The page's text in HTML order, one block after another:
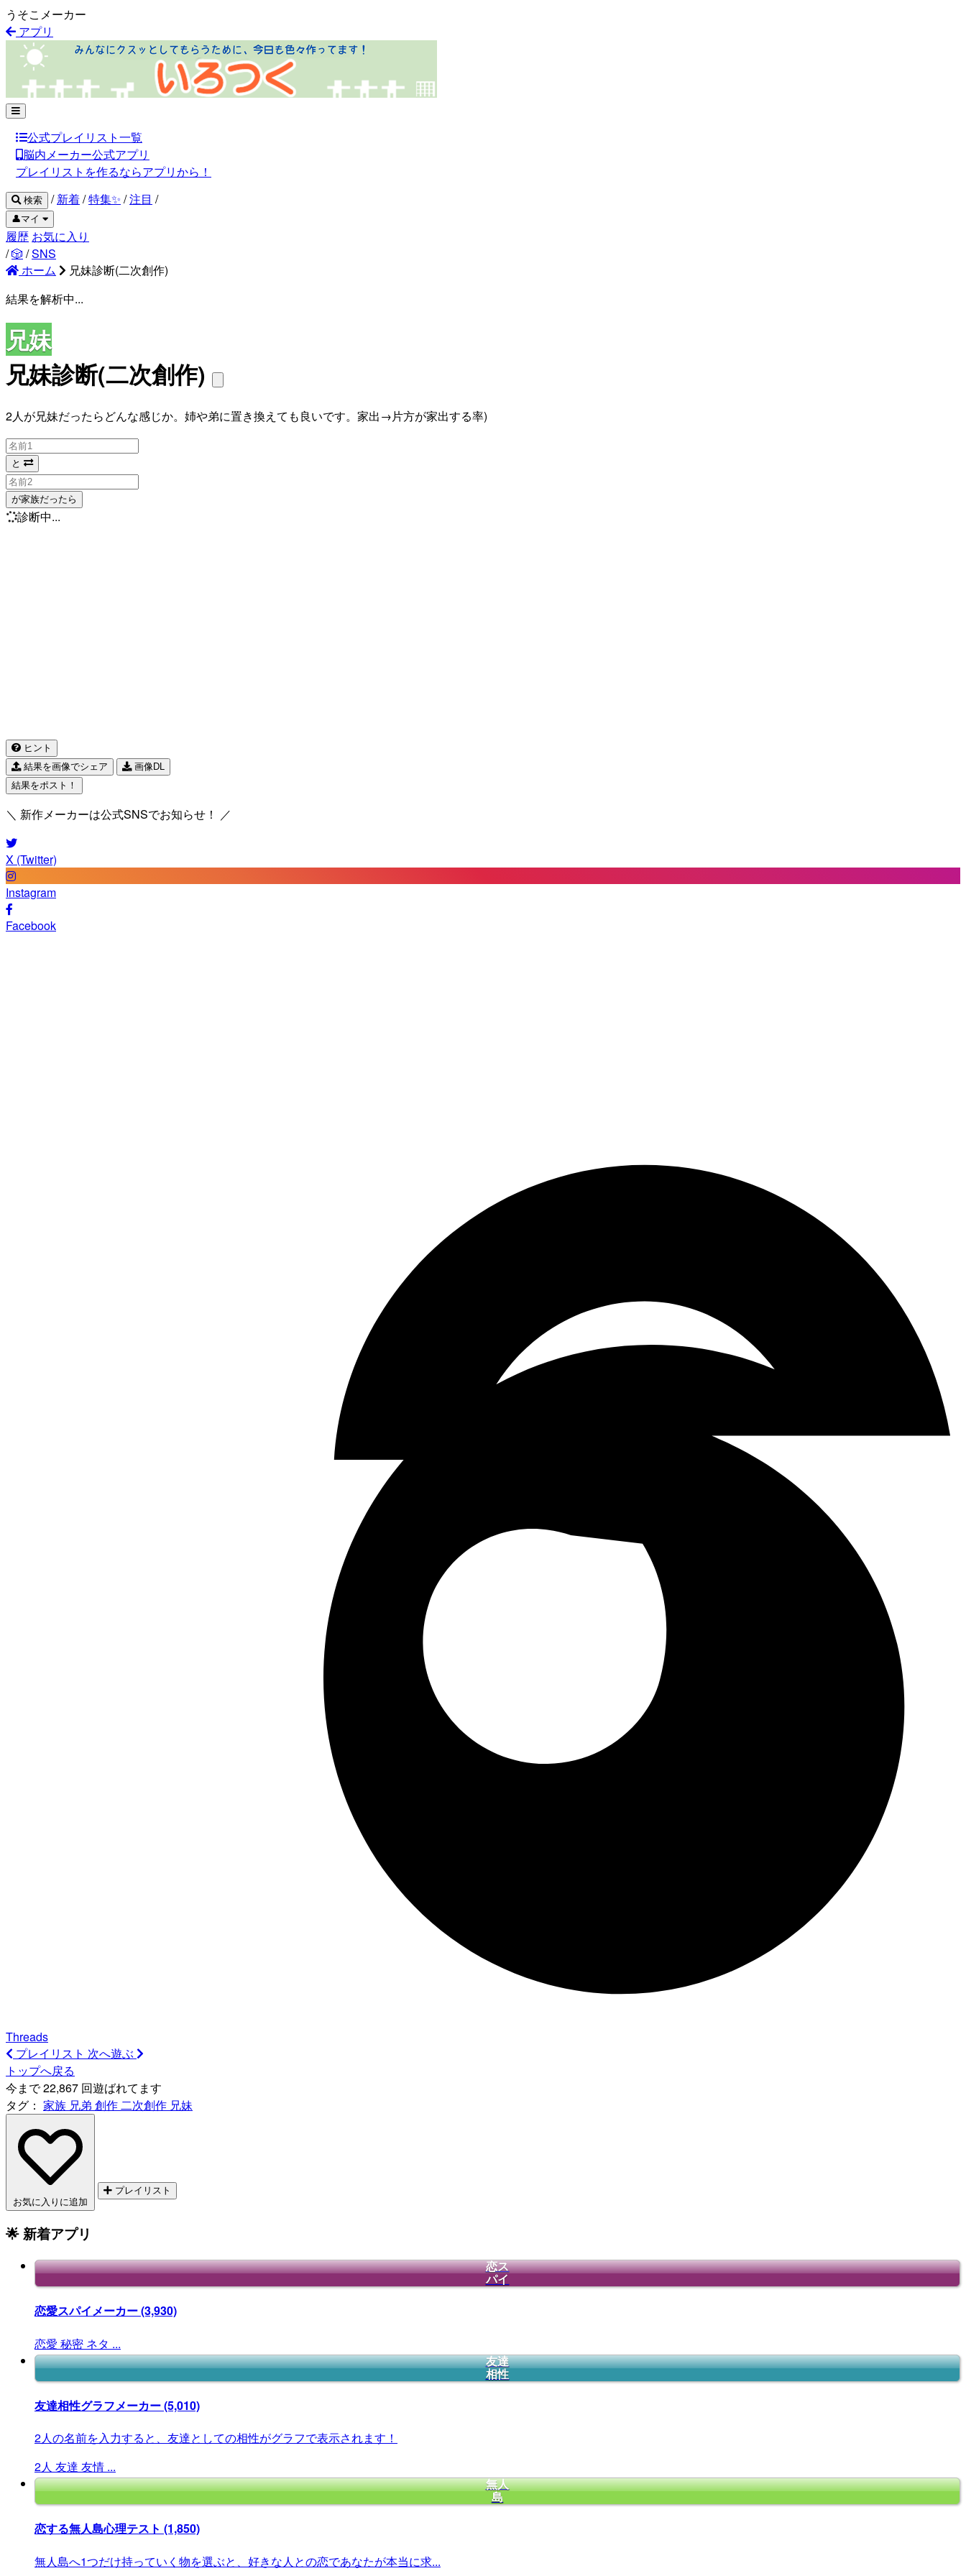
うそこメーカー
アプリ
公式プレイリスト一覧
脳内メーカー公式アプリ
プレイリストを作るならアプリから！
検索 / 新着/特集✨ /注目 /
👤マイ
履歴 お気に入り
/🎲 /SNS
ホーム
兄妹診断(二次創作)
結果を解析中...
兄妹
兄妹診断(二次創作)
2人が兄妹だったらどんな感じか。姉や弟に置き換えても良いです。家出→片方が家出する率)
と
が家族だったら
診断中...
ヒント
結果を画像でシェア
画像DL
結果をポスト！
＼ 新作メーカーは公式SNSでお知らせ！ ／
X (Twitter)
Instagram
Facebook
Threads
プレイリスト 次へ遊ぶ
トップへ戻る
今まで 22,867 回遊ばれてます
タグ： 家族 兄弟 創作 二次創作 兄妹
お気に入りに追加
プレイリスト
🌟 新着アプリ
恋ス
パイ
恋愛スパイメーカー(3,930)
恋愛 秘密 ネタ ...
友達
相性
友達相性グラフメーカー(5,010)
2人の名前を入力すると、友達としての相性がグラフで表示されます！
2人 友達 友情 ...
無人
島
恋する無人島心理テスト (1,850)
無人島へ1つだけ持っていく物を選ぶと、好きな人との恋であなたが本当に求...